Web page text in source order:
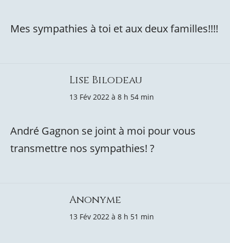
Mes sympathies à toi et aux deux familles!!!!
Lise Bilodeau
13 Fév 2022 à 8 h 54 min
André Gagnon se joint à moi pour vous
transmettre nos sympathies! ?
Anonyme
13 Fév 2022 à 8 h 51 min